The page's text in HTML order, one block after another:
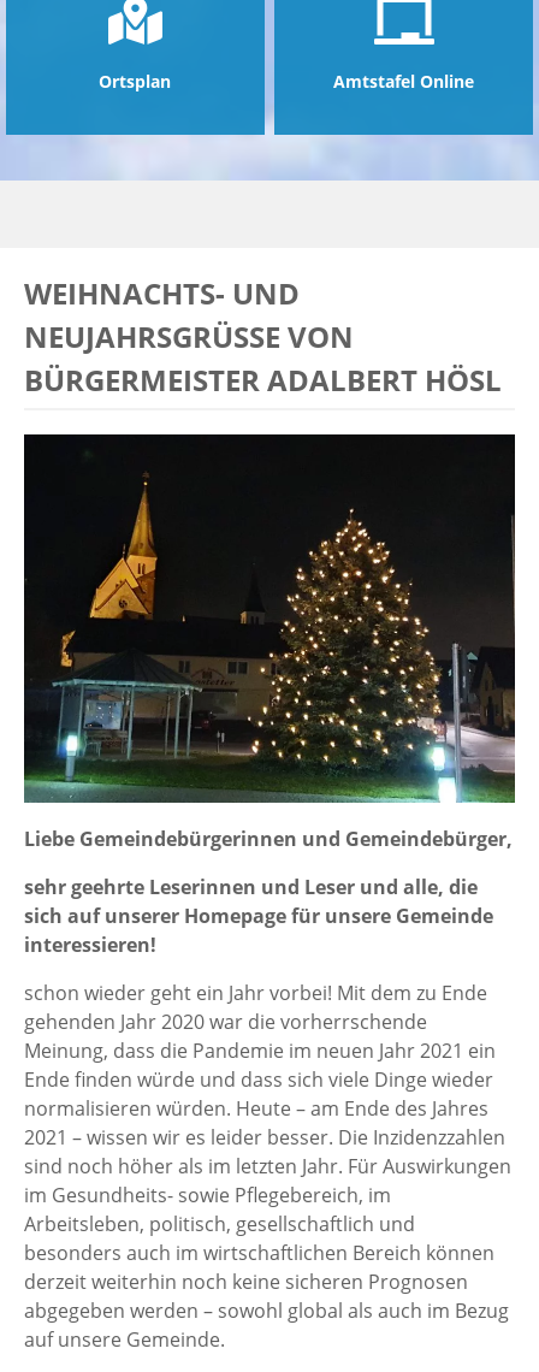
Ortsplan Amtstafel Online
WEIHNACHTS- UND
NEUJAHRSGRÜSSE VON B
ÜRGERMEISTER ADALBERT HÖSL
Liebe Gemeindebürgerinnen und Gemeindebürger,
sehr geehrte Leserinnen und Leser und alle, die
sich auf unserer Homepage für unsere Gemeinde
interessieren!
schon wieder geht ein Jahr vorbei! Mit dem zu Ende
gehenden Jahr 2020 war die vorherrschende
Meinung, dass die Pandemie im neuen Jahr 2021 ein
Ende finden würde und dass sich viele Dinge wieder
normalisieren würden. Heute – am Ende des Jahres
2021 – wissen wir es leider besser. Die Inzidenzzahlen
sind noch höher als im letzten Jahr. Für Auswirkungen
im Gesundheits- sowie Pflegebereich, im
Arbeitsleben, politisch, gesellschaftlich und
besonders auch im wirtschaftlichen Bereich können
derzeit weiterhin noch keine sicheren Prognosen
abgegeben werden – sowohl global als auch im Bezug
auf unsere Gemeinde.